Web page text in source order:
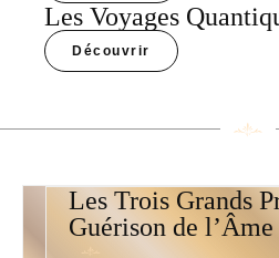
Les Voyages
Découvrir
Les Trois Grands
Guérison de l’Âme